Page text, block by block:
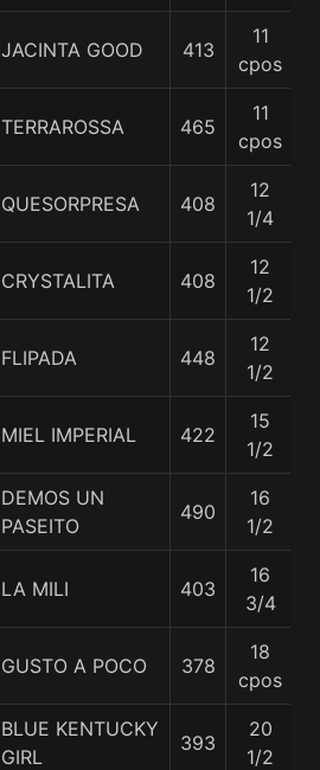
JACINTA GOOD 413
11
cpos
TERRAROSSA 465
11
cpos
QUESORPRESA 408
12
1/4
CRYSTALITA 408
12
1/2
FLIPADA 448
12
1/2
MIEL IMPERIAL 422
15
1/2
DEMOS UN
PASEITO
490
16
1/2
LA MILI 403
16
3/4
GUSTO A POCO 378
18
cpos
BLUE KENTUCKY
GIRL
393
20
1/2